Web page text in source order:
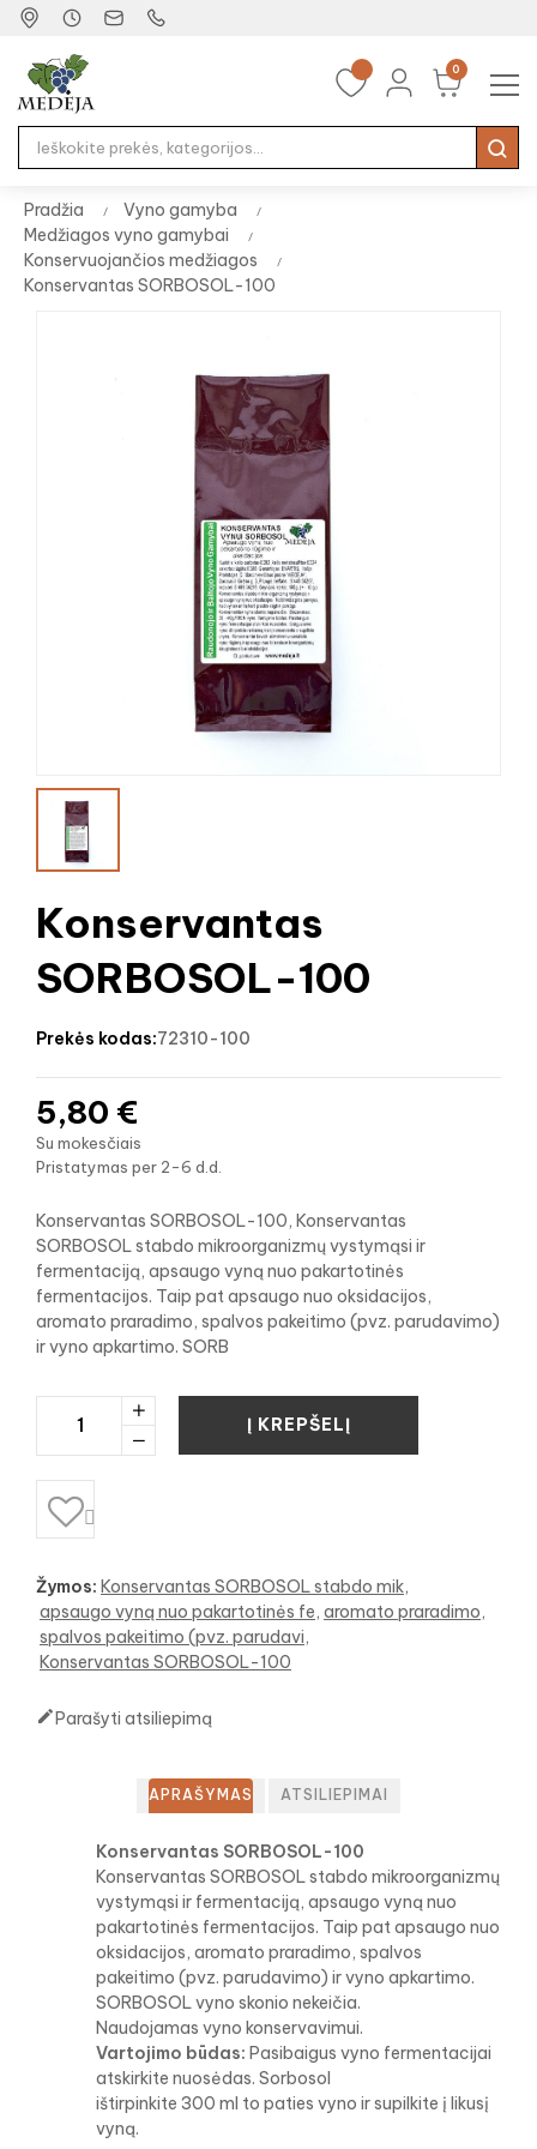
0
☰
Pradžia
Vyno gamyba
Medžiagos vyno gamybai
Konservuojančios medžiagos
Konservantas SORBOSOL-100
Konservantas
SORBOSOL-100
prekės kodas:72310-100
5,80 €
Su mokesčiais
Pristatymas per 2-6 d.d.
Konservantas SORBOSOL-100, Konservantas
SORBOSOL stabdo mikroorganizmų vystymąsi ir
fermentaciją, apsaugo vyną nuo pakartotinės
fermentacijos. Taip pat apsaugo nuo oksidacijos,
aromato praradimo, spalvos pakeitimo (pvz. parudavimo)
ir vyno apkartimo. SORB
Į KREPŠELĮ

Žymos: Konservantas SORBOSOL stabdo mik
apsaugo vyną nuo pakartotinės fe aromato praradimo
spalvos pakeitimo (pvz. parudavi
Konservantas SORBOSOL-100
Parašyti atsiliepimą
APRAŠYMAS ATSILIEPIMAI
Konservantas SORBOSOL-100
Konservantas SORBOSOL stabdo mikroorganizmų
vystymąsi ir fermentaciją, apsaugo vyną nuo
pakartotinės fermentacijos. Taip pat apsaugo nuo
oksidacijos, aromato praradimo, spalvos
pakeitimo (pvz. parudavimo) ir vyno apkartimo.
SORBOSOL vyno skonio nekeičia.
Naudojamas vyno konservavimui.
Vartojimo būdas: Pasibaigus vyno fermentacijai
atskirkite nuosėdas. Sorbosol
ištirpinkite 300 ml to paties vyno ir supilkite į likusį
vyną.